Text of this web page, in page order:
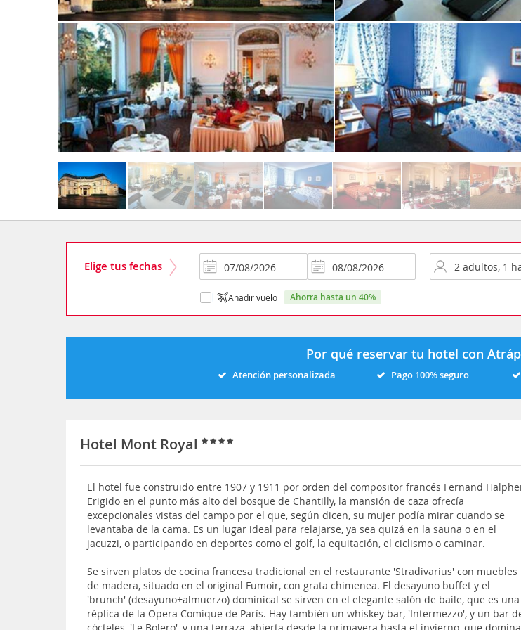
Elige tus fechas
Añadir vuelo ahorra hasta un 40%
Por qué reservar tu hotel con
Atención personalizada Pago 100% seguro
Hotel Mont Royal
El hotel fue construido entre 1907 y 1911 por orden del compositor francés Fernand
Erigido en el punto más alto del bosque de Chantilly, la mansión de caza ofrecía
excepcionales vistas del campo por el que, según dicen, su mujer podía mirar cuando se
levantaba de la cama. Es un lugar ideal para relajarse, ya sea quizá en la sauna o en el
jacuzzi, o participando en deportes como el golf, la equitación, el ciclismo o caminar.
Se sirven platos de cocina francesa tradicional en el restaurante 'Stradivarius' con muebles
de madera, situado en el original Fumoir, con grata chimenea. El desayuno buffet y el
'brunch' (desayuno+almuerzo) dominical se sirven en el elegante salón de baile, que es una
réplica de la Opera Comique de París. Hay también un whiskey bar, 'Intermezzo', y un bar
cócteles, 'Le Bolero', y una terraza, abierta desde la primavera hasta el invierno, que domina